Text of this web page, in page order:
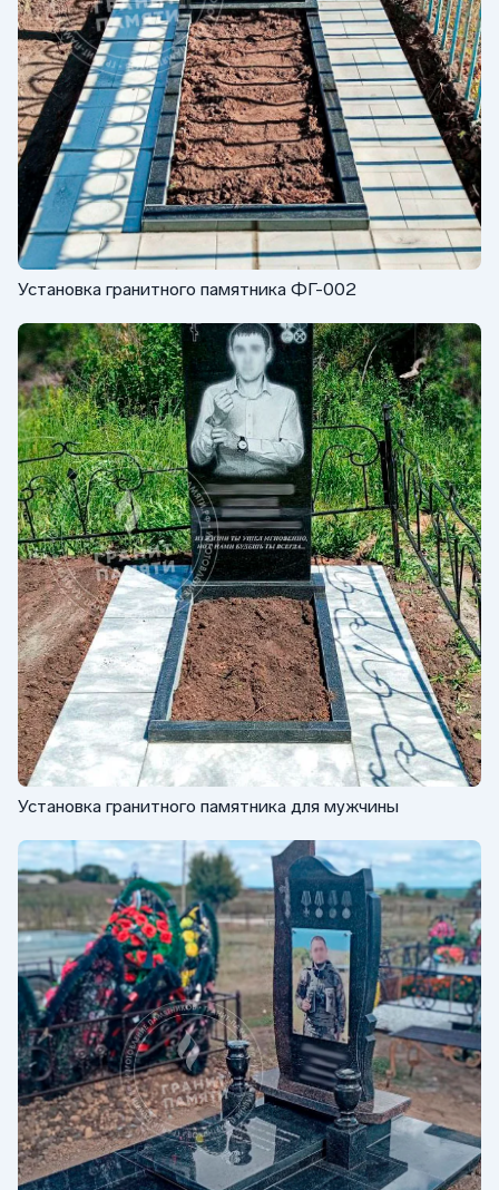
Установка гранитного памятника ФГ-002
Установка гранитного памятника для мужчины